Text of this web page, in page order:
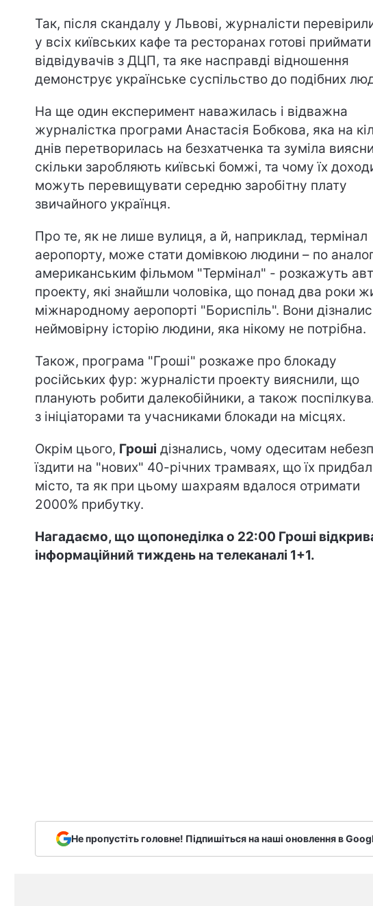
Так, після скандалу у Львові, журналісти
у всіх київських кафе та ресторанах готові приймати
відвідувачів з ДЦП, та яке насправді відношення
демонструє українське суспільство до подібних
На ще один експеримент наважилась і відважна
журналістка програми Анастасія Бобкова, яка на
днів перетворилась на безхатченка та зуміла
скільки заробляють київські бомжі, та чому їх
можуть перевищувати середню заробітну плату
звичайного українця.
Про те, як не лише вулиця, а й, наприклад, термінал
аеропорту, може стати домівкою людини – по
американським фільмом "Термінал" - розкажуть
проекту, які знайшли чоловіка, що понад два роки
міжнародному аеропорті "Бориспіль". Вони
неймовірну історію людини, яка нікому не потрібна.
Також, програма "Гроші" розкаже про блокаду
російських фур: журналісти проекту вияснили, що
планують робити далекобійники, а також
з ініціаторами та учасниками блокади на місцях.
Окрім цього, Гроші дізнались, чому одеситам
їздити на "нових" 40-річних трамваях, що їх
місто, та як при цьому шахраям вдалося отримати
2000% прибутку.
Нагадаємо, що щопонеділка о 22:00 Гроші
інформаційний тиждень на телеканалі 1+1.
Не пропустіть головне! Підпишіться на наші оновлення в